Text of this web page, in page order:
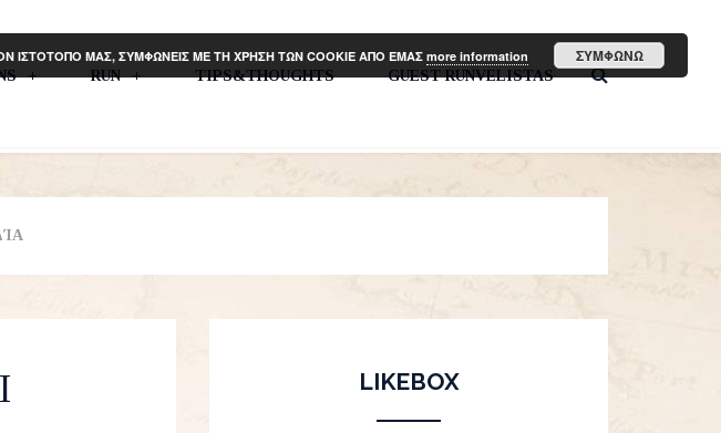
RUN TIPS&THOUGHTS GUEST RUNVELISTAS
LIKEBOX
ΙΣΤΟΤΟΠΟ ΜΑΣ, ΣΥΜΦΩΝΕΙΣ ΜΕ ΤΗ ΧΡΗΣΗ ΤΩΝ COOKIE ΑΠΟ ΕΜΑΣ more information ΣΥΜΦΩΝΩ